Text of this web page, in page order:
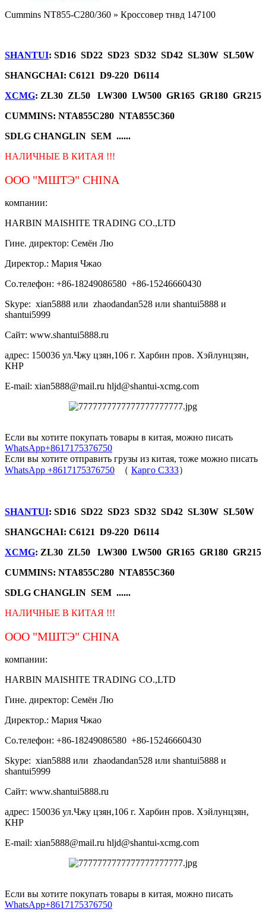
Cummins NT855-C280/360 » Кроссовер тнвд 147100
SHANTUI: SD16 SD22 SD23 SD32 SD42 SL30W SL50W
SHANGCHAI: C6121 D9-220 D6114
XCMG: ZL30 ZL50 LW300 LW500 GR165 GR180 GR215
CUMMINS: NTA855C280 NTA855C360
SDLG CHANGLIN SEM ......
НАЛИЧНЫЕ В КИТАЯ !!!
ООО "МШТЭ" CHINA
компании:
HARBIN MAISHITE TRADING CO.,LTD
Гине. директор: Семён Лю
Директор.: Мария Чжао
Со.телефон: +86-18249086580 +86-15246660430
Skype: xian5888 или zhaodandan528 или shantui5888 и
shantui5999
Сайт: www.shantui5888.ru
адрес: 150036 ул.Чжу цзян,106 г. Харбин пров. Хэйлунцзян,
КНР
E-mail: xian5888@mail.ru hljd@shantui-xcmg.com
Если вы хотите покупать товары в китая, можно писать
WhatsApp+8617175376750
Если вы хотите отправить грузы из китая, тоже можно писать
WhatsApp +8617175376750 （ Карго C333）
SHANTUI: SD16 SD22 SD23 SD32 SD42 SL30W SL50W
SHANGCHAI: C6121 D9-220 D6114
XCMG: ZL30 ZL50 LW300 LW500 GR165 GR180 GR215
CUMMINS: NTA855C280 NTA855C360
SDLG CHANGLIN SEM ......
НАЛИЧНЫЕ В КИТАЯ !!!
ООО "МШТЭ" CHINA
компании:
HARBIN MAISHITE TRADING CO.,LTD
Гине. директор: Семён Лю
Директор.: Мария Чжао
Со.телефон: +86-18249086580 +86-15246660430
Skype: xian5888 или zhaodandan528 или shantui5888 и
shantui5999
Сайт: www.shantui5888.ru
адрес: 150036 ул.Чжу цзян,106 г. Харбин пров. Хэйлунцзян,
КНР
E-mail: xian5888@mail.ru hljd@shantui-xcmg.com
Если вы хотите покупать товары в китая, можно писать
WhatsApp+8617175376750